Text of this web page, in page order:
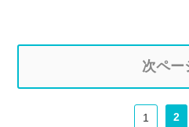
次ペー
1 2